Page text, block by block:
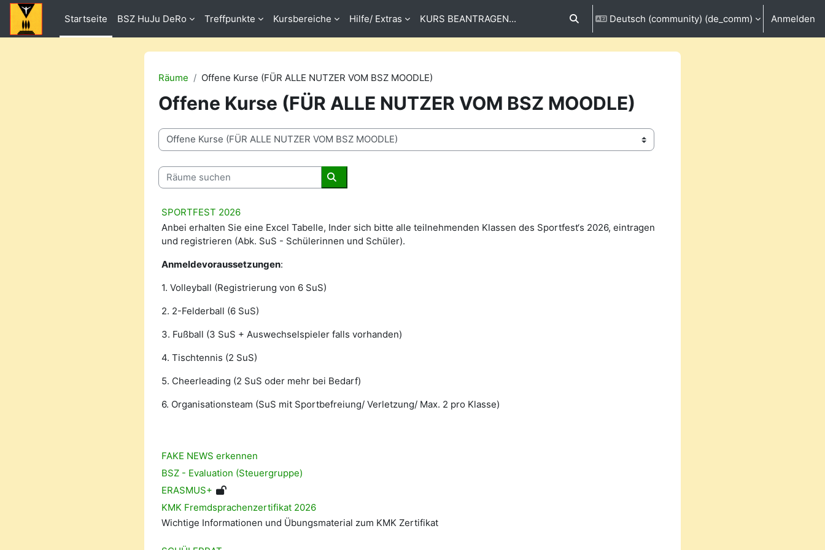
Zum Hauptinhalt
Startseite
BSZ HuJu DeRo Treffpunkte Kursbereiche Hilfe/ Extras KURS BEANTRAGEN... Sucheingabe umschalten
Deutsch (community) ‎(de_comm)‎ Anmelden
Räume Offene Kurse (FÜR ALLE NUTZER VOM BSZ MOODLE)
Offene Kurse (FÜR ALLE NUTZER VOM BSZ MOODLE)
Raumbereiche
Räume suchen
Räume suchen
SPORTFEST 2026
Anbei erhalten Sie eine Excel Tabelle, Inder sich bitte alle teilnehmenden Klassen des Sportfest‘s 2026, eintragen
und registrieren (Abk. SuS - Schülerinnen und Schüler).
Anmeldevoraussetzungen:
1. Volleyball (Registrierung von 6 SuS)
2. 2-Felderball (6 SuS)
3. Fußball (3 SuS + Auswechselspieler falls vorhanden)
4. Tischtennis (2 SuS)
5. Cheerleading (2 SuS oder mehr bei Bedarf)
6. Organisationsteam (SuS mit Sportbefreiung/ Verletzung/ Max. 2 pro Klasse)
FAKE NEWS erkennen
BSZ - Evaluation (Steuergruppe)
ERASMUS+
KMK Fremdsprachenzertifikat 2026
Wichtige Informationen und Übungsmaterial zum KMK Zertifikat